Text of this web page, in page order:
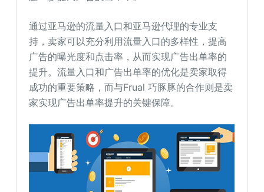
通过亚马逊的流量入口和亚马逊代理的专业支
持，卖家可以充分利用流量入口的多样性，提高
广告的曝光度和点击率，从而实现广告出单率的
提升。流量入口和广告出单率的优化是卖家取得
成功的重要策略，而与Frual 巧豚豚的合作则是卖
家实现广告出单率提升的关键保障。